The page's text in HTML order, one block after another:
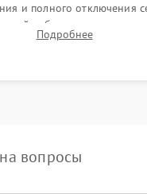
и полного отключения
работы,
формы выходного
Подробнее
вопросы